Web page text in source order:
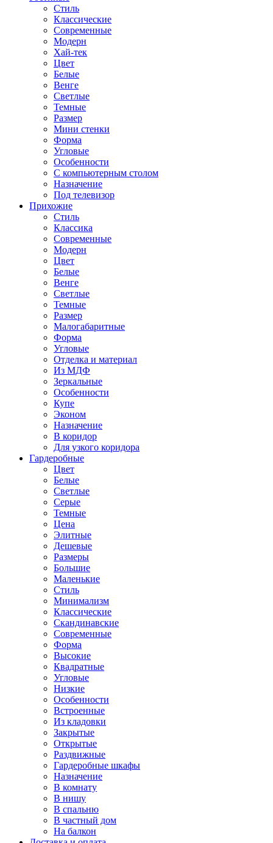
Стиль
Классические
Современные
Модерн
Хай-тек
Цвет
Белые
Венге
Светлые
Темные
Размер
Мини стенки
Форма
Угловые
Особенности
С компьютерным столом
Назначение
Под телевизор
Прихожие
Стиль
Классика
Современные
Модерн
Цвет
Белые
Венге
Светлые
Темные
Размер
Малогабаритные
Форма
Угловые
Отделка и материал
Из МДФ
Зеркальные
Особенности
Купе
Эконом
Назначение
В коридор
Для узкого коридора
Гардеробные
Цвет
Белые
Светлые
Серые
Темные
Цена
Элитные
Дешевые
Размеры
Большие
Маленькие
Стиль
Минимализм
Классические
Скандинавские
Современные
Форма
Высокие
Квадратные
Угловые
Низкие
Особенности
Встроенные
Из кладовки
Закрытые
Открытые
Раздвижные
Гардеробные шкафы
Назначение
В комнату
В нишу
В спальню
В частный дом
На балкон